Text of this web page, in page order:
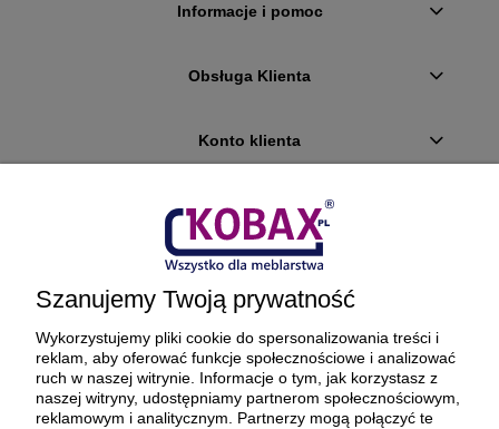
Informacje i pomoc
Obsługa Klienta
Konto klienta
Płatności i dostawa
Ciekawostki
O firmie
BEZPIECZNE PŁATNOŚCI ORAZ DOSTAWA
Szanujemy Twoją prywatność
Wykorzystujemy pliki cookie do spersonalizowania treści i
reklam, aby oferować funkcje społecznościowe i analizować
ruch w naszej witrynie. Informacje o tym, jak korzystasz z
naszej witryny, udostępniamy partnerom społecznościowym,
reklamowym i analitycznym. Partnerzy mogą połączyć te